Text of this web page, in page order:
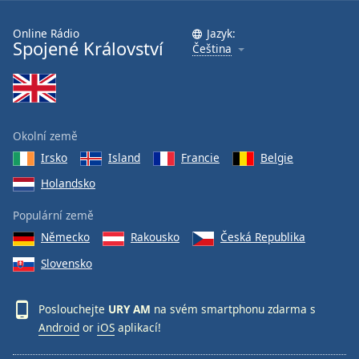
Online Rádio
Spojené Království
Jazyk:
Čeština
Okolní země
Irsko
Island Francie
Belgie
Holandsko
Populární země
Německo
Rakousko
Česká Republika
Slovensko
Poslouchejte URY AM na svém smartphonu zdarma s
Android or iOS aplikací!